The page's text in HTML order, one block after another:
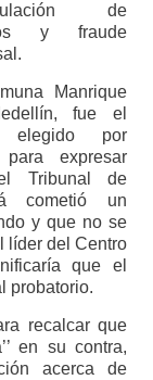
de
y fraude
Manrique
fue el
elegido por
para expresar
Tribunal de
cometió un
y que no se
líder del Centro
que el
probatorio.
recalcar que
en su contra,
acerca de